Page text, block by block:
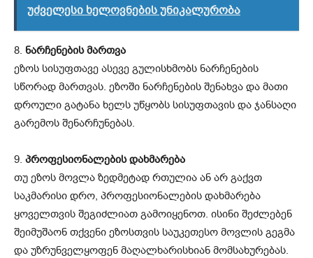
უძველესი ხელოვნების უნიკალურობა
8. ნარჩენების მართვა
ეზოს სისუფთავე ასევე გულისხმობს ნარჩენების
სწორად მართვას. ეზოში ნარჩენების შენახვა და მათი
დროული გატანა ხელს უწყობს სისუფთავის და ჯანსაღი
გარემოს შენარჩუნებას.
9. პროფესიონალების დახმარება
თუ ეზოს მოვლა ზედმეტად რთულია ან არ გაქვთ
საკმარისი დრო, პროფესიონალების დახმარება
ყოველთვის შეგიძლიათ გამოიყენოთ. ისინი შეძლებენ
შეიმუშაონ თქვენი ეზოსთვის საუკეთესო მოვლის გეგმა
და უზრუნველყოფენ მაღალხარისხიან მომსახურებას.